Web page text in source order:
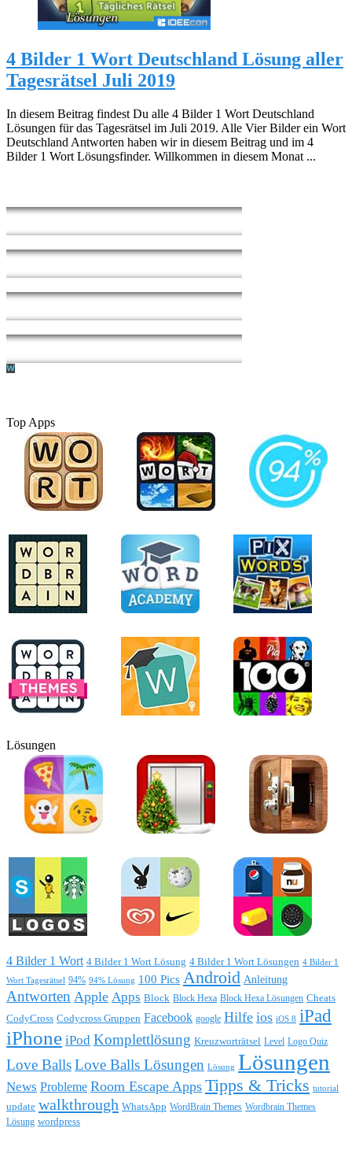
4 Bilder 1 Wort Deutschland Lösung aller
Tagesrätsel Juli 2019
In diesem Beitrag findest Du alle 4 Bilder 1 Wort Deutschland
Lösungen für das Tagesrätsel im Juli 2019. Alle Vier Bilder ein Wort
Deutschland Antworten haben wir in diesem Beitrag und im 4
Bilder 1 Wort Lösungsfinder. Willkommen in diesem Monat ...
Top Apps
Lösungen
4 Bilder 1 Wort 4 Bilder 1 Wort Lösung 4 Bilder 1 Wort Lösungen 4 Bilder 1
Wort Tagesrätsel 94% 94% Lösung 100 Pics Android Anleitung
Antworten Apple Apps Block Block Hexa Block Hexa Lösungen Cheats
CodyCross Codycross Gruppen Facebook google Hilfe ios iOS 8 iPad
iPhone iPod Komplettlösung Kreuzworträtsel Level Logo Quiz
Love BallsLove Balls Lösungen Lösung Lösungen
News Probleme Room Escape Apps Tipps & Tricks tutorial
update walkthrough WhatsApp WordBrain Themes Wordbrain Themes
Lösung wordpress